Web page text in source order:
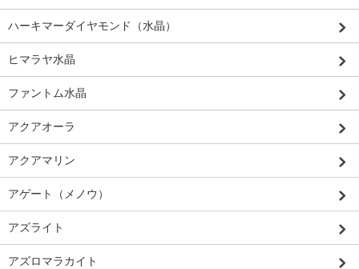
ハーキマーダイヤモンド（水晶）
ヒマラヤ水晶
ファントム水晶
アクアオーラ
アクアマリン
アゲート（メノウ）
アズライト
アズロマラカイト